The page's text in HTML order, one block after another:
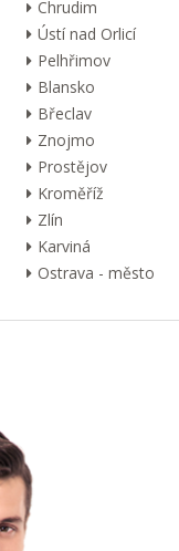
Chrudim
Ústí nad Orlicí
Pelhřimov
Blansko
Břeclav
Znojmo
Prostějov
Kroměříž
Zlín
Karviná
Ostrava - město